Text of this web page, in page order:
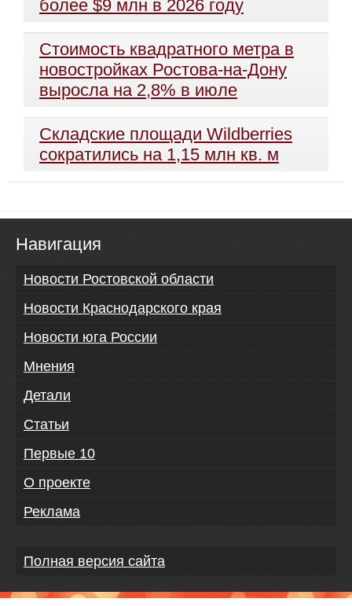
более $9 млн в 2026 году
Стоимость квадратного метра в
новостройках Ростова-на-Дону
выросла на 2,8% в июле
Складские площади Wildberries
сократились на 1,15 млн кв. м
Навигация
Новости Ростовской области
Новости Краснодарского края
Новости юга России
Мнения
Детали
Статьи
Первые 10
О проекте
Реклама
Полная версия сайта